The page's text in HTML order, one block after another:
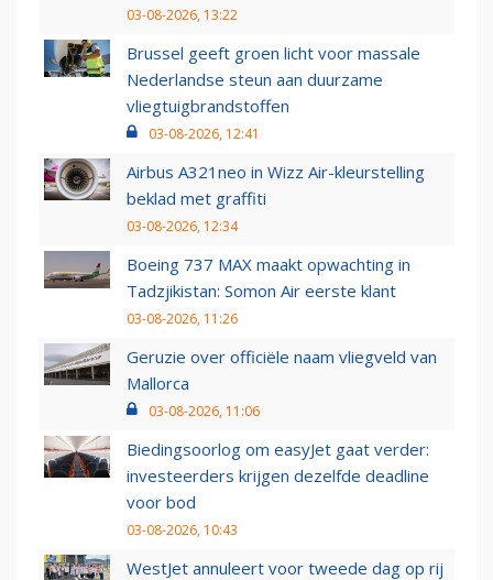
03-08-2026, 13:22
Brussel geeft groen licht voor massale
Nederlandse steun aan duurzame
vliegtuigbrandstoffen
03-08-2026, 12:41
Airbus A321neo in Wizz Air-kleurstelling
beklad met graffiti
03-08-2026, 12:34
Boeing 737 MAX maakt opwachting in
Tadzjikistan: Somon Air eerste klant
03-08-2026, 11:26
Geruzie over officiële naam vliegveld van
Mallorca
03-08-2026, 11:06
Biedingsoorlog om easyJet gaat verder:
investeerders krijgen dezelfde deadline
voor bod
03-08-2026, 10:43
WestJet annuleert voor tweede dag op rij